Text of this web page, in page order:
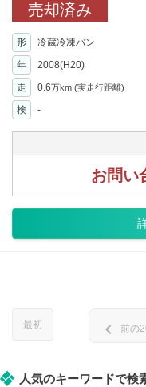
売却済み
形 冷蔵冷凍バン
年
2008(H20)
走 0.6万km (実走行距離)
検
-
お問い
最初 chevron_left 前の
人気のキーワードで検